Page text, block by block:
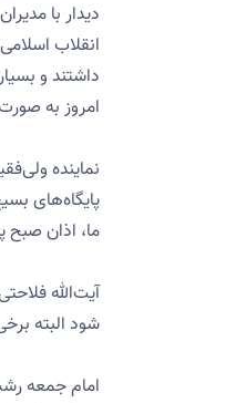
دیدار با
انقلاب
داشتند و
امروز به
پایگاه‌های
ما، اذان صبح
آیت‌الله
شود البته
امام جمعه